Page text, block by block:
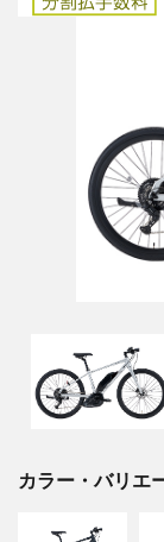
カラー・バリエ